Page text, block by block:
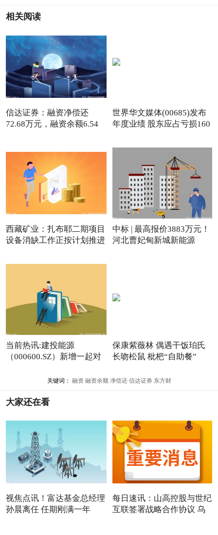
相关阅读
信达证券：融资净偿还
72.68万元，融资余额6.54
世界华文媒体(00685)发布
年度业绩 股东应占亏损160
西藏矿业：扎布耶二期项目
设备消缺工作正按计划推进
中标 | 最高报价3883万元！
河北曹妃甸新城新能源
当前热讯:建投能源
（000600.SZ）新增一起对
保康紫薇林 偶遇干饭珀氏
长吻松鼠 枇杷“自助餐”
关键词： 融资 融资余额 净偿还 信达证券 东方财
大家还在看
视焦点讯！富达基金总经理
孙晨离任 任期刚满一年
每日速讯：山高控股与世纪
互联签署战略合作协议 乌